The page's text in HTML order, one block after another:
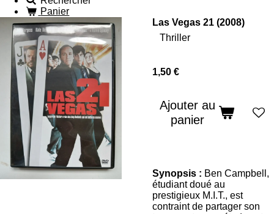
Panier
Las Vegas 21 (2008)
Thriller
1,50 €
Ajouter au
panier
Synopsis : Ben Campbell,
étudiant doué au
prestigieux M.I.T., est
contraint de partager son